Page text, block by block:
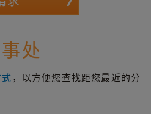
处
，以方便您查找距您最近的分